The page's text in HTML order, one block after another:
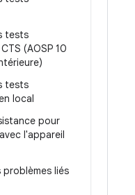
tests
(AOSP 10
tests
local
pour
l'appareil
problèmes liés